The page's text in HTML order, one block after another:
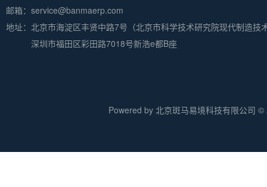
邮箱：service@banmaerp.com
地址： 北京市海淀区丰贤中路7号（北京市科学技术研究院现代制造技
深圳市福田区彩田路7018号新浩e都B座
Powered by 北京斑马易境科技有限公司